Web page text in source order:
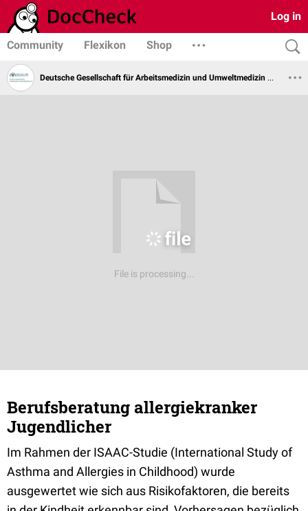
Log in
Community Flexikon Shop
Deutsche Gesellschaft für Arbeitsmedizin und Umweltmedizin e.V.
File is processing...
Berufsberatung allergiekranker
Jugendlicher
Im Rahmen der ISAAC-Studie (International Study of
Asthma and Allergies in Childhood) wurde
ausgewertet wie sich aus Risikofaktoren, die bereits